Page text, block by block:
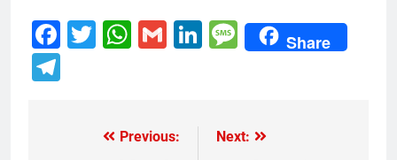
Facebook
Twitter
WhatsApp
GmailLinkedIn
Message
Share
Previous:
Next: